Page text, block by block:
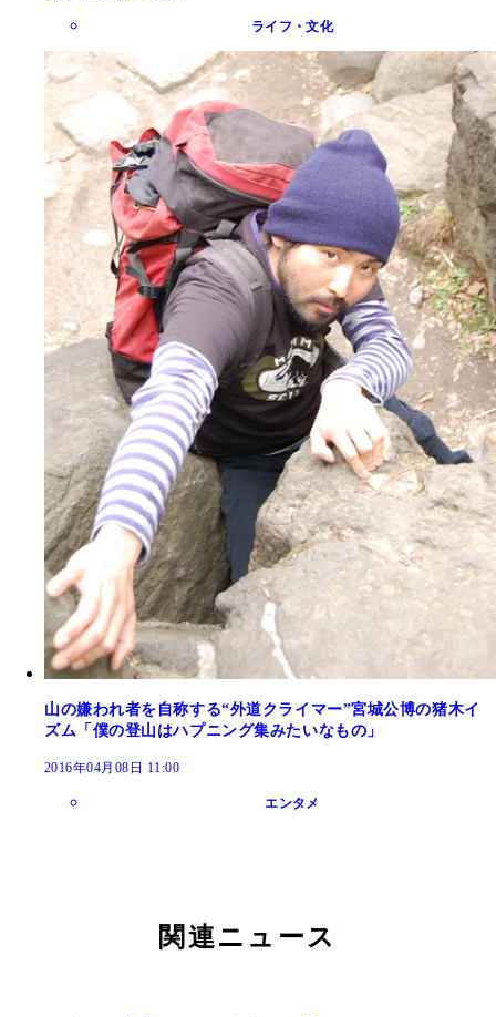
ライフ・文化
山の嫌われ者を自称する“外道クライマー”宮城公博の猪木イ
ズム「僕の登山はハプニング集みたいなもの」
2016年04月08日 11:00
エンタメ
関連ニュース